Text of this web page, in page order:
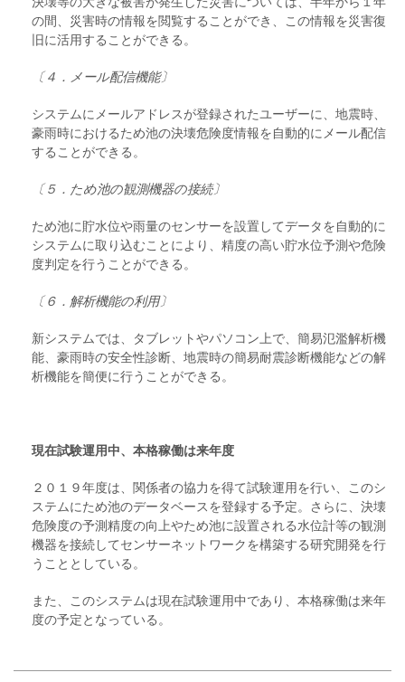
の間、災害時の情報を閲覧することができ、この情報を災害復
旧に活用することができる。
〔４．メール配信機能〕
システムにメールアドレスが登録されたユーザーに、地震時、
豪雨時におけるため池の決壊危険度情報を自動的にメール配信
することができる。
〔５．ため池の観測機器の接続〕
ため池に貯水位や雨量のセンサーを設置してデータを自動的に
システムに取り込むことにより、精度の高い貯水位予測や危険
度判定を行うことができる。
〔６．解析機能の利用〕
新システムでは、タブレットやパソコン上で、簡易氾濫解析機
能、豪雨時の安全性診断、地震時の簡易耐震診断機能などの解
析機能を簡便に行うことができる。
現在試験運用中、本格稼働は来年度
２０１９年度は、関係者の協力を得て試験運用を行い、このシ
ステムにため池のデータベースを登録する予定。さらに、決壊
危険度の予測精度の向上やため池に設置される水位計等の観測
機器を接続してセンサーネットワークを構築する研究開発を行
うこととしている。
また、このシステムは現在試験運用中であり、本格稼働は来年
度の予定となっている。